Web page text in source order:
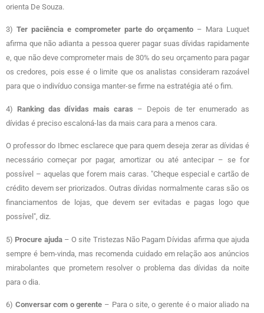
orienta De Souza.
3) Ter paciência e comprometer parte do orçamento – Mara Luquet
afirma que não adianta a pessoa querer pagar suas dívidas rapidamente
e, que não deve comprometer mais de 30% do seu orçamento para pagar
os credores, pois esse é o limite que os analistas consideram razoável
para que o indivíduo consiga manter-se firme na estratégia até o fim.
4) Ranking das dívidas mais caras – Depois de ter enumerado as
dívidas é preciso escaloná-las da mais cara para a menos cara.
O professor do Ibmec esclarece que para quem deseja zerar as dívidas é
necessário começar por pagar, amortizar ou até antecipar – se for
possível – aquelas que forem mais caras. "Cheque especial e cartão de
crédito devem ser priorizados. Outras dívidas normalmente caras são os
financiamentos de lojas, que devem ser evitadas e pagas logo que
possível", diz.
5) Procure ajuda– O site Tristezas Não Pagam Dívidas afirma que ajuda
sempre é bem-vinda, mas recomenda cuidado em relação aos anúncios
mirabolantes que prometem resolver o problema das dívidas da noite
para o dia.
6) Conversar com o gerente – Para o site, o gerente é o maior aliado na